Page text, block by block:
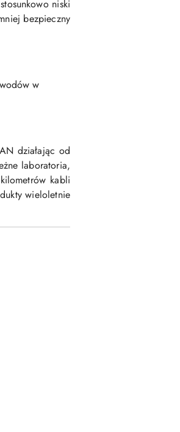
niski
bezpieczny
w
działając od
laboratoria,
kabli
wieloletnie